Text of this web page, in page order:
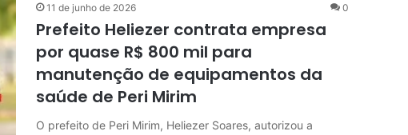
11 de junho de 2026 0
Prefeito Heliezer contrata empresa
por quase R$ 800 mil para
manutenção de equipamentos da
saúde de Peri Mirim
O prefeito de Peri Mirim, Heliezer Soares, autorizou a